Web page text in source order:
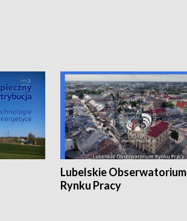
Lubelskie Obserwatorium
Rynku Pracy